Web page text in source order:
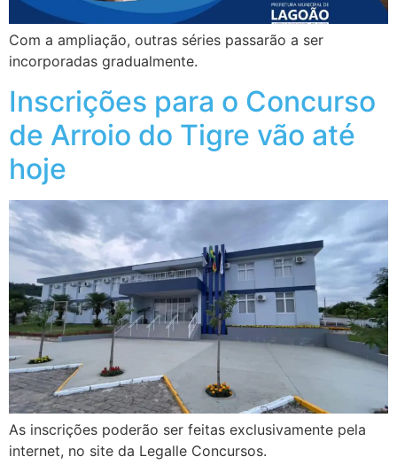
Com a ampliação, outras séries passarão a ser
incorporadas gradualmente.
Inscrições para o Concurso
de Arroio do Tigre vão até
hoje
As inscrições poderão ser feitas exclusivamente pela
internet, no site da Legalle Concursos.